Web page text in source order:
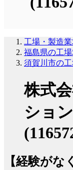
工場・製造業
福島県の工場
須賀川市の工
株式
ショ
【経験が